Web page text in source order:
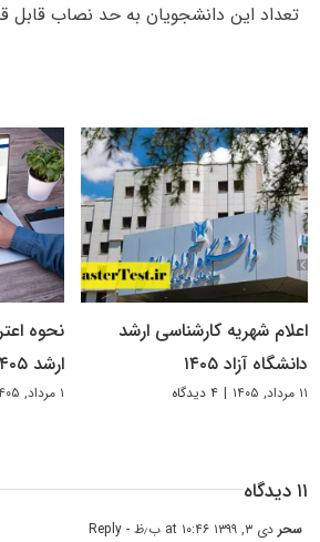
تعداد این دانشجویان به حد نصاب قابل
اعلام شهریه کارشناسی ارشد
دانشگاه آزاد ۱۴۰۵
۱۱ مرداد, ۱۴۰۵ | ۴ دیدگاه
نحوه
ارشد ۱۴۰۵ (راهنمای تصویری)
۱ مرداد, ۱۴۰۵
۱۱ دیدگاه
سحردی ۳, ۱۳۹۹ at ۱۰:۴۶ ب٫ظ - Reply